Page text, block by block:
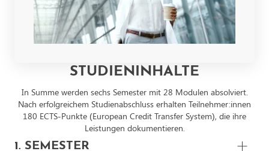
STUDIENINHALTE
In Summe werden sechs Semester mit 28 Modulen absolviert.
Nach erfolgreichem Studienabschluss erhalten Teilnehmer:innen
180 ECTS-Punkte (European Credit Transfer System), die ihre
Leistungen dokumentieren.
1. SEMESTER